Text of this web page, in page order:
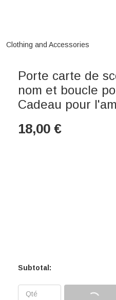
Clothing and Accessories
Porte carte de
nom et boucle
Cadeau pour
18,00 €
Subtotal: